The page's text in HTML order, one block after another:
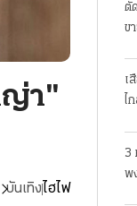
ญ่า"
บันเทิงไฮไฟ
ตั
ข
เ
ไ
3
พ